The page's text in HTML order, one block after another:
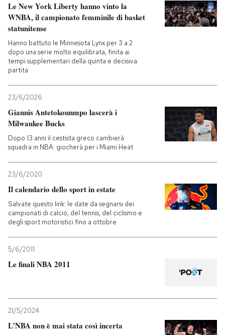
Le New York Liberty hanno vinto la
WNBA, il campionato femminile di basket
statunitense
Hanno battuto le Minnesota Lynx per 3 a 2
dopo una serie molto equilibrata, finita ai
tempi supplementari della quinta e decisiva
partita
23/6/2026
Giannis Antetokounmpo lascerà i
Milwaukee Bucks
Dopo 13 anni il cestista greco cambierà
squadra in NBA: giocherà per i Miami Heat
23/6/2020
Il calendario dello sport in estate
Salvate questo link: le date da segnarsi dei
campionati di calcio, del tennis, del ciclismo e
degli sport motoristici fino a ottobre
5/6/2011
Le finali NBA 2011
21/5/2024
L’NBA non è mai stata così incerta